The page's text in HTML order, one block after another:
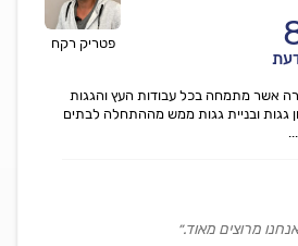
פטריק רקח
אשר מתמחה בכל עבודות העץ והגגות
גגות ובניית גגות ממש מההתחלה לבתים
מרוצים מאוד.״